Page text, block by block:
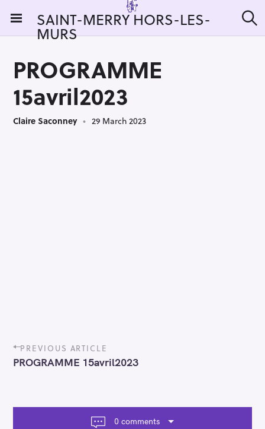
i
SAINT-MERRY HORS-LES-
MURS e
PROGRAMME
15avril2023
Claire Saconney 29 March 2023
P
o
s
a
PREVIOUS ARTICLE
PROGRAMME 15avril2023
0 comments